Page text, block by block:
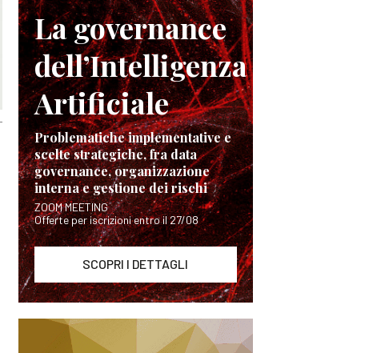
La governance
dell’Intelligenza
Artificiale
Problematiche implementative e
scelte strategiche, fra data
governance, organizzazione
interna e gestione dei rischi
ZOOM MEETING
Offerte per iscrizioni entro il 27/08
SCOPRI I DETTAGLI